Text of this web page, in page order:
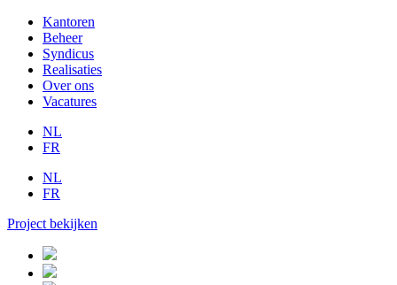
Kantoren
Beheer
Syndicus
Realisaties
Over ons
Vacatures
NL
FR
NL
FR
Project bekijken